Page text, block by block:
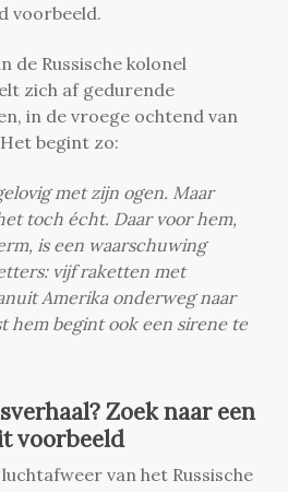
voorbeeld.
de Russische kolonel
zich af gedurende
in de vroege ochtend van
begint zo:
met zijn ogen. Maar
toch écht. Daar voor hem,
is een waarschuwing
vijf raketten met
Amerika onderweg naar
hem begint ook een sirene te
Zoek naar een
voorbeeld
van het Russische